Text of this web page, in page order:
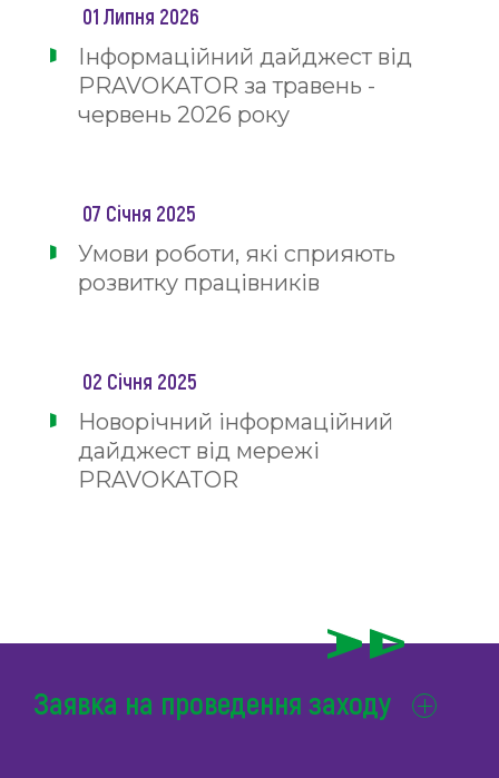
01 Липня 2026
Інформаційний дайджест від
PRAVOKATOR за травень -
червень 2026 року
07 Січня 2025
Умови роботи, які сприяють
розвитку працівників
02 Січня 2025
Новорічний інформаційний
дайджест від мережі
PRAVOKATOR
Заявка на проведення заходу